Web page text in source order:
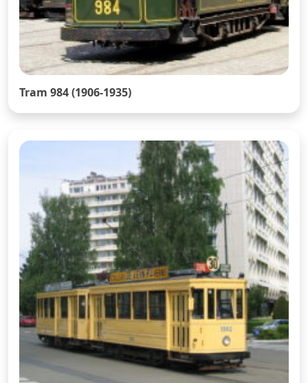
Tram 984 (1906-1935)